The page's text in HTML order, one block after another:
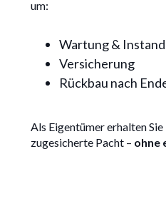
um:
Wartung &
Versicherung
Rückbau nach
Als Eigentümer erhalten
zugesicherte Pacht – ohne